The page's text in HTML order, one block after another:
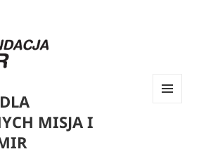
MISJA I